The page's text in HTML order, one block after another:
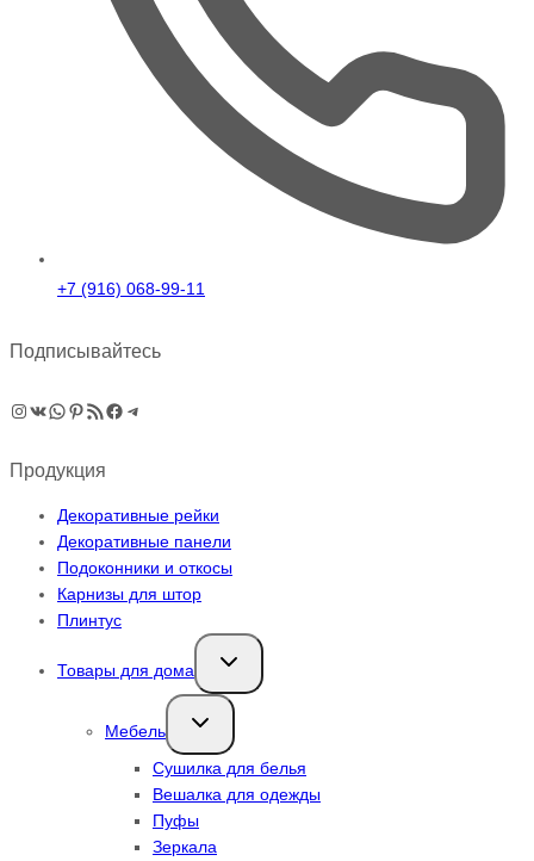
+7 (916) 068-99-11
Подписывайтесь
Instagram
ВКонтакте
WhatsApp
Pinterest
RSS-рассылка
Facebook
Telegram
Продукция
Декоративные рейки
Декоративные панели
Подоконники и откосы
Карнизы для штор
Плинтус
Товары для дома
Переключить
дочернее
Мебель
Переключить
дочернее
Сушилка для белья
Вешалка для одежды
Пуфы
Зеркала